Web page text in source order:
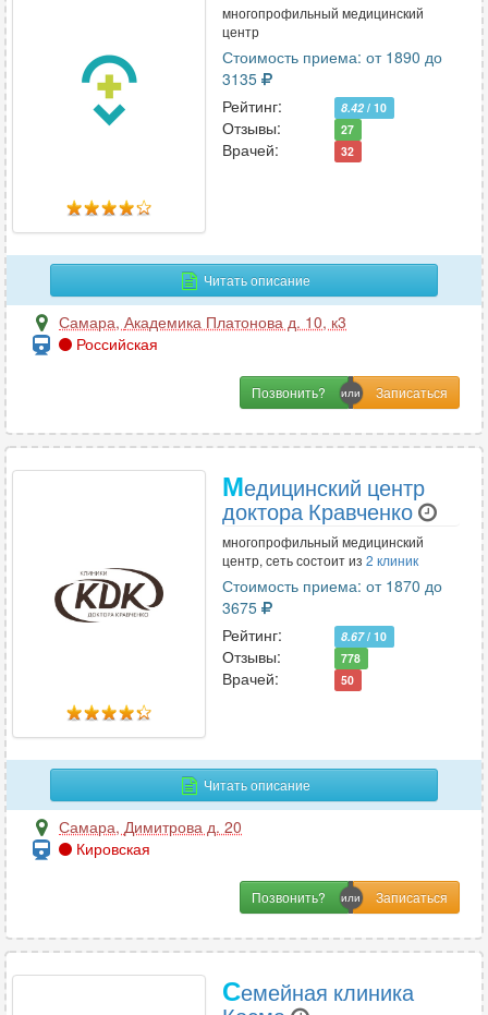
многопрофильный медицинский
центр
Стоимость приема: от 1890 до
3135
Рейтинг:
8.42 / 10
Отзывы: 27
Врачей: 32
Читать описание
Самара, Академика Платонова д. 10, к3
Российская
Позвонить?
Медицинский центр
доктора Кравченко
многопрофильный медицинский
центр, сеть состоит из 2 клиник
Стоимость приема: от 1870 до
3675
Рейтинг:
8.67/ 10
Отзывы: 778
Врачей: 50
Читать описание
Самара, Димитрова д. 20
Кировская
Позвонить?
Семейная клиника